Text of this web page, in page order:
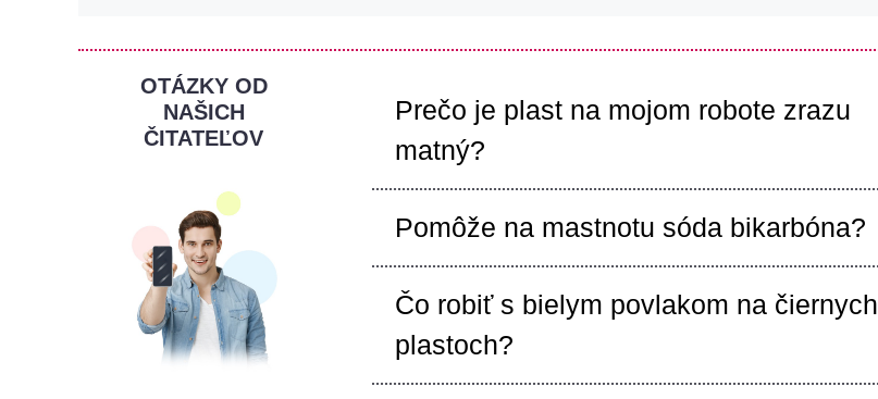
OTÁZKY OD
NAŠICH
ČITATEĽOV
Prečo je plast na mojom robote zrazu
matný?
Pomôže na mastnotu sóda bikarbóna?
Čo robiť s bielym povlakom na čiernych
plastoch?